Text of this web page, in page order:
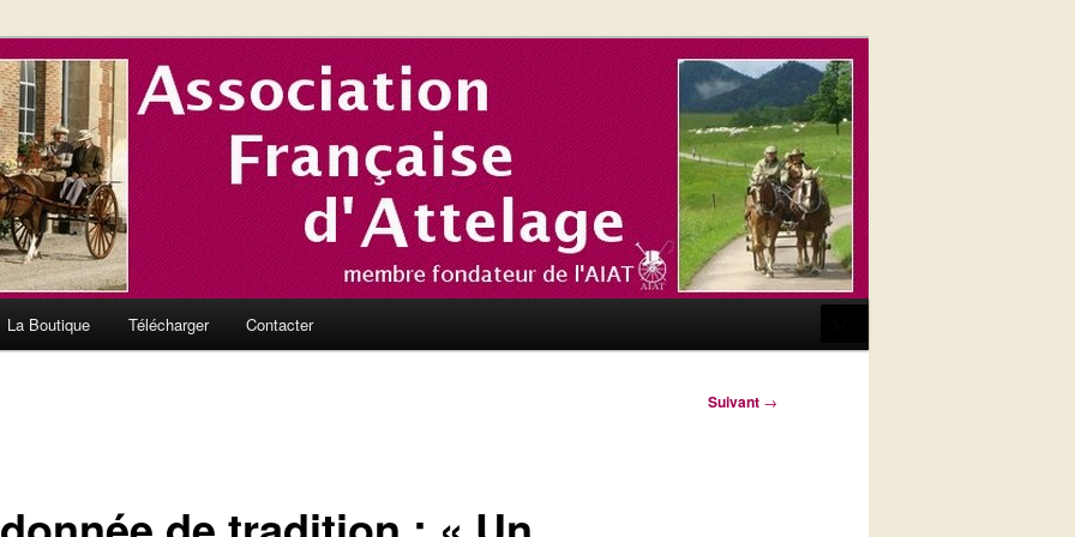
l'Association Française
et en Europe
La Boutique Télécharger Contacter
Suivant →